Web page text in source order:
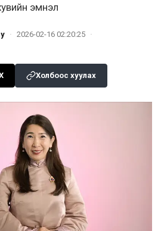
эмнэл
· 2026-02-16 02:20:25 ·
Холбоос хуулах